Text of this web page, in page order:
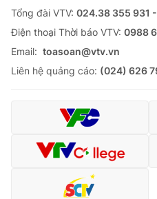
Tổng đài VTV: 024.38 355 931
Ðiện thoại Thời báo VTV: 0988
Email: toasoan@vtv.vn
Liên hệ quảng cáo: (024) 626